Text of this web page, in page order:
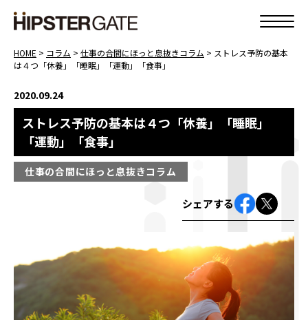
HOME > コラム > 仕事の合間にほっと息抜きコラム > ストレス予防の基本
は４つ「休養」「睡眠」「運動」「食事」
2020.09.24
ストレス予防の基本は４つ「休養」「睡眠」
「運動」「食事」
仕事の合間にほっと息抜きコラム
シェアする